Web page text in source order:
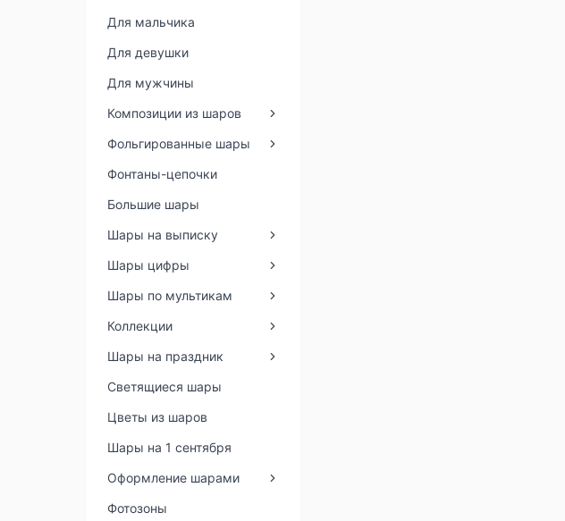
Для мальчика
Для девушки
Для мужчины
Композиции из шаров
Фольгированные шары
Фонтаны-цепочки
Большие шары
Шары на выписку
Шары цифры
Шары по мультикам
Коллекции
Шары на праздник
Светящиеся шары
Цветы из шаров
Шары на 1 сентября
Оформление шарами
Фотозоны